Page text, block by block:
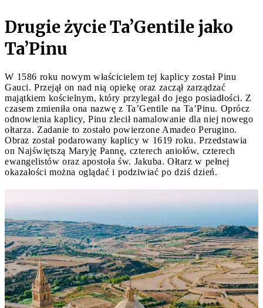
Drugie życie Ta’Gentile jako
Ta’Pinu
W 1586 roku nowym właścicielem tej kaplicy został Pinu
Gauci. Przejął on nad nią opiekę oraz zaczął zarządzać
majątkiem kościelnym, który przylegał do jego posiadłości. Z
czasem zmieniła ona nazwę z Ta’Gentile na Ta’Pinu. Oprócz
odnowienia kaplicy, Pinu zlecił namalowanie dla niej nowego
ołtarza. Zadanie to zostało powierzone Amadeo Perugino.
Obraz został podarowany kaplicy w 1619 roku. Przedstawia
on Najświętszą Maryję Pannę, czterech aniołów, czterech
ewangelistów oraz apostoła św. Jakuba. Ołtarz w pełnej
okazałości można oglądać i podziwiać po dziś dzień.